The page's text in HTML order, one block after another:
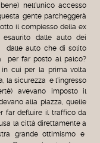
nell'unico accesso
gente parcheggerà
il complesso della ex
dalle auto dei
dalle auto che di solito
per far posto al palco?
in cui per la prima volta
la sicurezza e l'ingresso
avevano imposto il
alla piazza, quelle
far defluire il traffico da
la città direttamente a
grande ottimismo e